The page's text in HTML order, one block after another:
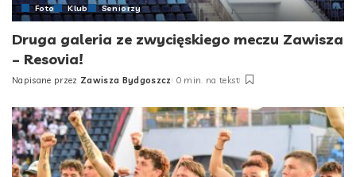
Foto Klub Seniorzy
Druga galeria ze zwycięskiego meczu Zawisza
– Resovia!
Posted
Napisane przez Zawisza Bydgoszcz 0 min. na tekst